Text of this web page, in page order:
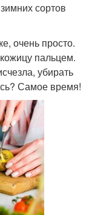
сортов
очень просто.
пальцем.
убирать
Самое время!